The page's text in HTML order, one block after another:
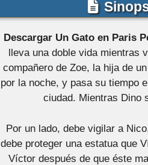
Descargar Un Gato en Paris
lleva una doble vida mientras
compañero de Zoe, la hija de
por la noche, y pasa su tiempo
ciudad. Mientras Dino
Por un lado, debe vigilar a
debe proteger una estatua que
Víctor después de que éste